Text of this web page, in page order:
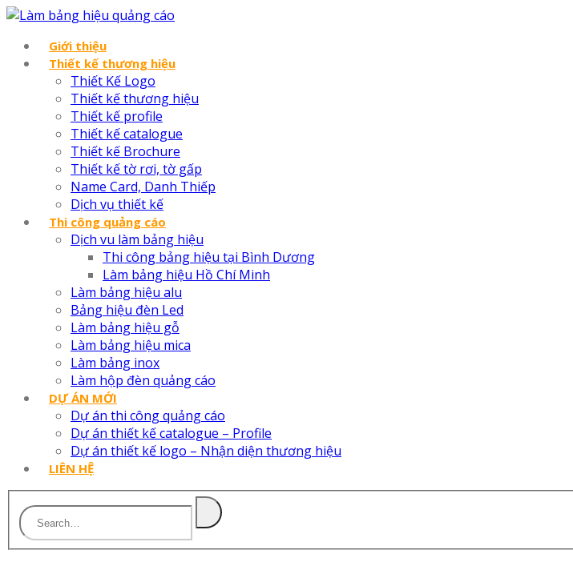
Giới thiệu
Thiết kế thương hiệu
Thiết Kế Logo
Thiết kế thương hiệu
Thiết kế profile
Thiết kế catalogue
Thiết kế Brochure
Thiết kế tờ rơi, tờ gấp
Name Card, Danh Thiếp
Dịch vụ thiết kế
Thi công quảng cáo
Dịch vu làm bảng hiệu
Thi công bảng hiệu tại Bình Dương
Làm bảng hiệu Hồ Chí Minh
Làm bảng hiệu alu
Bảng hiệu đèn Led
Làm bảng hiệu gỗ
Làm bảng hiệu mica
Làm bảng inox
Làm hộp đèn quảng cáo
DỰ ÁN MỚI
Dự án thi công quảng cáo
Dự án thiết kế catalogue – Profile
Dự án thiết kế logo – Nhận diện thương hiệu
LIÊN HỆ